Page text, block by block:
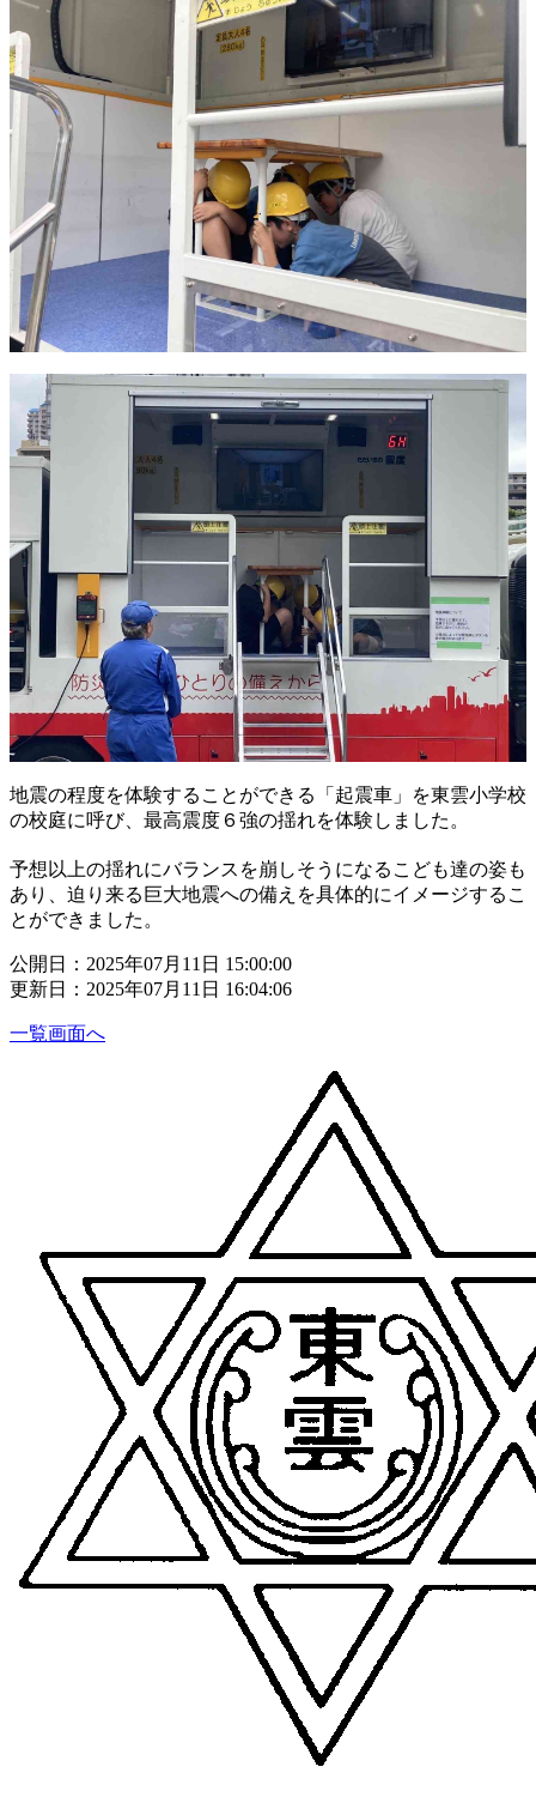
地震の程度を体験することができる「起震車」を東雲小学校
の校庭に呼び、最高震度６強の揺れを体験しました。
予想以上の揺れにバランスを崩しそうになるこども達の姿も
あり、迫り来る巨大地震への備えを具体的にイメージするこ
とができました。
公開日：2025年07月11日 15:00:00
更新日：2025年07月11日 16:04:06
一覧画面へ